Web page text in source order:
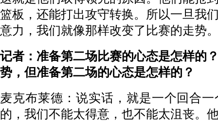
篮板，还能打出攻守转换。所以一旦我
意力，我们就像那样改变了比赛的走势
记者：准备第二场比赛的心态是怎样的
势，但准备第二场的心态是怎样的？
麦克布莱德：说实话，就是一个回合
的，我们不能太得意，也不能太沮丧。